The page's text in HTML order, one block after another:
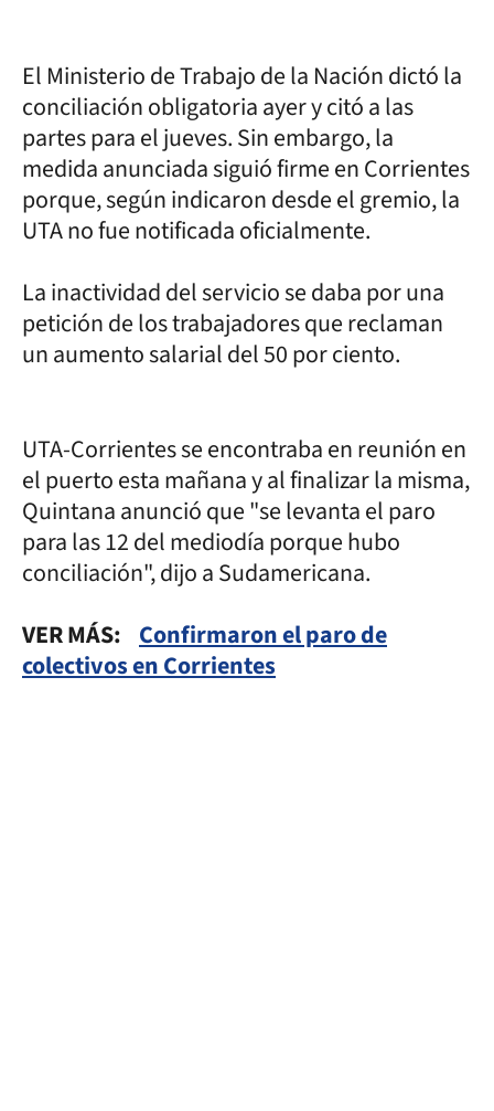
El Ministerio de Trabajo de la Nación dictó la
conciliación obligatoria ayer y citó a las
partes para el jueves. Sin embargo, la
medida anunciada siguió firme en Corrientes
porque, según indicaron desde el gremio, la
UTA no fue notificada oficialmente.
La inactividad del servicio se daba por una
petición de los trabajadores que reclaman
un aumento salarial del 50 por ciento.
UTA-Corrientes se encontraba en reunión en
el puerto esta mañana y al finalizar la misma,
Quintana anunció que "se levanta el paro
para las 12 del mediodía porque hubo
conciliación", dijo a Sudamericana.
VER MÁS: Confirmaron el paro de
colectivos en Corrientes